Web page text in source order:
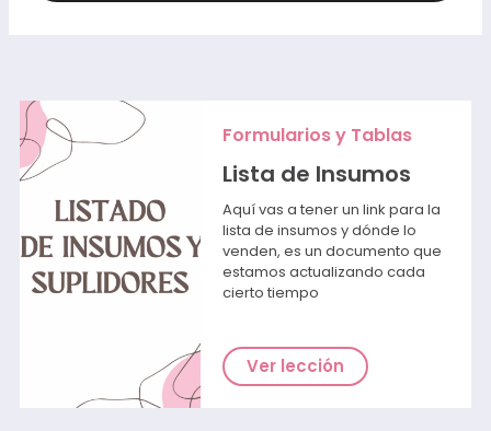
Formularios y Tablas
Lista de Insumos
Aquí vas a tener un link para la
lista de insumos y dónde lo
venden, es un documento que
estamos actualizando cada
cierto tiempo
Ver lección